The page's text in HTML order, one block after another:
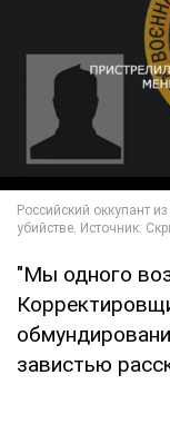
"Мы одного
завистью